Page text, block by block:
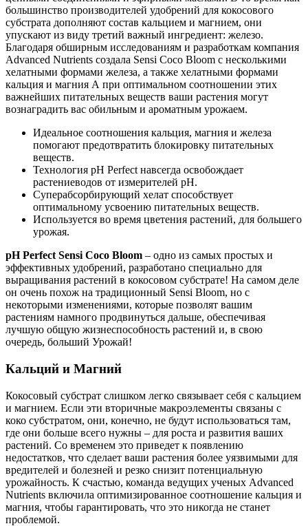
большинство производителей удобрений для кокосового
субстрата дополняют состав кальцием и магнием, они
упускают из виду третий важный ингредиент: железо.
Благодаря обширным исследованиям и разработкам компания
Advanced Nutrients создала Sensi Coco Bloom с несколькими
хелатными формами железа, а также хелатными формами
кальция и магния А при оптимальном соотношении этих
важнейших питательных веществ ваши растения могут
вознаградить вас обильным и ароматным урожаем.
Идеальное соотношения кальция, магния и железа
помогают предотвратить блокировку питательных
веществ.
Технология pH Perfect навсегда освобождает
растениеводов от измерителей pH.
Суперабсорбирующий хелат способствует
оптимальному усвоению питательных веществ.
Используется во время цветения растений, для большего
урожая.
pH Perfect Sensi Coco Bloom – одно из самых простых и
эффективных удобрений, разработано специально для
выращивания растений в кокосовом субстрате! На самом деле
он очень похож на традиционный Sensi Bloom, но с
некоторыми изменениями, которые позволят вашим
растениям намного продвинуться дальше, обеспечивая
лучшую общую жизнеспособность растений и, в свою
очередь, больший Урожай!
Кальций и Магний
Кокосовый субстрат слишком легко связывает себя с кальцием
и магнием. Если эти вторичные макроэлементы связаны с
коко субстратом, они, конечно, не будут использоваться там,
где они больше всего нужны – для роста и развития ваших
растений. Со временем это приведет к появлению
недостатков, что сделает ваши растения более уязвимыми для
вредителей и болезней и резко снизит потенциальную
урожайность. К счастью, команда ведущих ученых Advanced
Nutrients включила оптимизированное соотношение кальция и
магния, чтобы гарантировать, что это никогда не станет
проблемой.